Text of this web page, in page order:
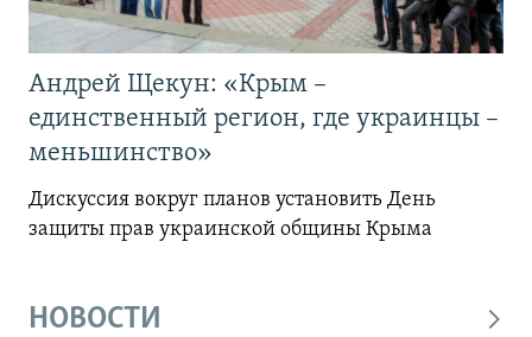
Андрей Щекун: «Крым –
единственный регион, где украинцы –
меньшинство»
Дискуссия вокруг планов установить День
защиты прав украинской общины Крыма
НОВОСТИ